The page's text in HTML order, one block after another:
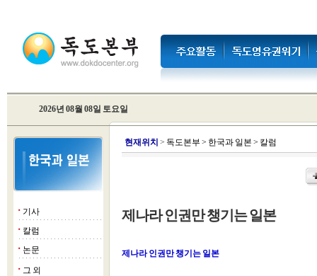
2026년 08월 08일 토요일
■ 기사
■ 칼럼
■ 논문
■ 그 외
현재위치 > 독도본부 > 한국과 일본 > 칼럼
제나라 인권만 챙기는 일본
제나라 인권만 챙기는 일본